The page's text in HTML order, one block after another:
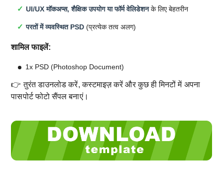
UI/UX मॉकअप्स, शैक्षिक उपयोग या फॉर्म वेलिडेशनके लिए बेहतरीन
परतों में व्यवस्थित PSD (प्रत्येक तत्व अलग)
शामिल फाइलें:
1x PSD (Photoshop Document)
👉 तुरंत डाउनलोड करें, कस्टमाइज़ करें और कुछ ही मिनटों में अपना
पासपोर्ट फोटो सैंपल बनाएं।